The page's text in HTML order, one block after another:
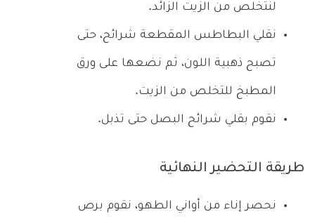
لنتخلص من الزيت الزائد.
نقلي البطاطس المقطعة شرائح، حتى
تصبح ذهبية اللون، ثم نضعها على ورق
المطبخ للتخلص من الزيت.
نقوم بقلي شرائح البصل حتى تذبل.
طريقة التحضير النهائية
نحصر إناء من أواني الطهو، نقوم برص